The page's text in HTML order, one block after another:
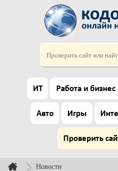
ИТ Работа и бизнес
Авто Игры
Проверить
Новости